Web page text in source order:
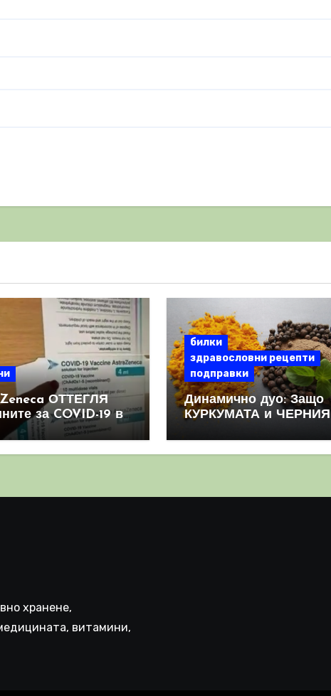
ОТТЕГЛЯ
за COVID-19 в
мащаб, след
че те
билки
здравословни рецепти
подправки
Динамично дуо: Защо
КУРКУМАТА и ЧЕРНИЯ
комбинация
хранене,
витамини,